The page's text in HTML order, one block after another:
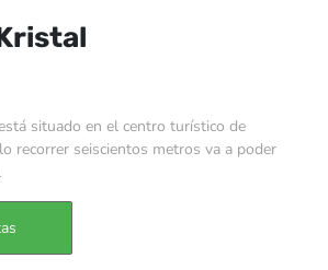
situado en el centro turístico de
recorrer seiscientos metros va a poder